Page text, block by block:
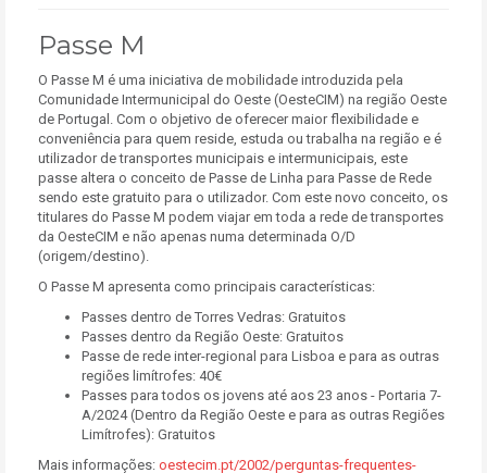
Passe M
O Passe M é uma iniciativa de mobilidade introduzida pela
Comunidade Intermunicipal do Oeste (OesteCIM) na região Oeste
de Portugal. Com o objetivo de oferecer maior flexibilidade e
conveniência para quem reside, estuda ou trabalha na região e é
utilizador de transportes municipais e intermunicipais, este
passe altera o conceito de Passe de Linha para Passe de Rede
sendo este gratuito para o utilizador. Com este novo conceito, os
titulares do Passe M podem viajar em toda a rede de transportes
da OesteCIM e não apenas numa determinada O/D
(origem/destino).
O Passe M apresenta como principais características:
Passes dentro de Torres Vedras: Gratuitos
Passes dentro da Região Oeste: Gratuitos
Passe de rede inter-regional para Lisboa e para as outras
regiões limítrofes: 40€
Passes para todos os jovens até aos 23 anos - Portaria 7-
A/2024 (Dentro da Região Oeste e para as outras Regiões
Limítrofes): Gratuitos
Mais informações: oestecim.pt/2002/perguntas-frequentes-